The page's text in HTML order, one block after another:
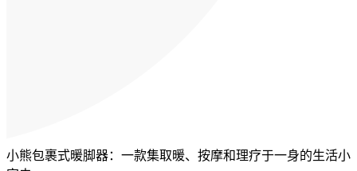
小熊包裹式暖脚器：一款集取暖、按摩和理疗于一身的生活小